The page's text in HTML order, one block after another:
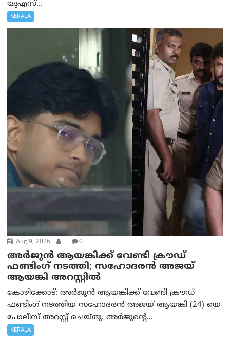
യുഎസ്...
KERALA
Aug 9, 2026 . 0
അർജുൻ ആയങ്കിക്ക് വേണ്ടി ക്രൗഡ്
ഫണ്ടിംഗ് നടത്തി; സഹോദരന്‍ അജയ്
ആയങ്കി അറസ്റ്റിൽ
കോഴിക്കോട്: അർജുൻ ആയങ്കിക്ക് വേണ്ടി ക്രൗഡ്
ഫണ്ടിംഗ് നടത്തിയ സഹോദരന്‍ അജയ് ആയങ്കി (24) യെ
പോലീസ് അറസ്റ്റ് ചെയ്തു. അർജുന്റെ...
KERALA